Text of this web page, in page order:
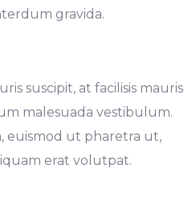
gravida.
suscipit, at facilisis mauris
malesuada vestibulum.
euismod ut pharetra ut,
erat volutpat.